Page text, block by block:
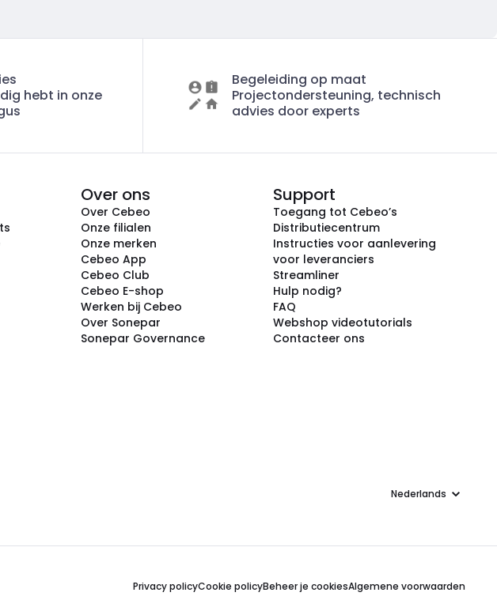
hebt in onze
Begeleiding op maat
Projectondersteuning, technisch
advies door experts
Over ons
Over Cebeo
Onze filialen
Onze merken
Cebeo App
Cebeo Club
Cebeo E-shop
Werken bij Cebeo
Over Sonepar
Sonepar Governance
Support
Toegang tot Cebeo’s
Distributiecentrum
Instructies voor aanlevering
voor leveranciers
Streamliner
Hulp nodig?
FAQ
Webshop videotutorials
Contacteer ons
Taal
Privacy policyCookie policyBeheer je cookiesAlgemene voorwaarden